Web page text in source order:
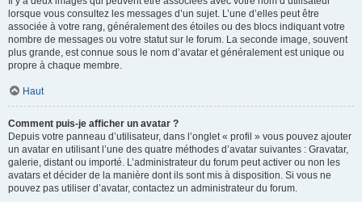
lorsque vous consultez les messages d’un sujet. L’une d’elles peut être
associée à votre rang, généralement des étoiles ou des blocs indiquant votre
nombre de messages ou votre statut sur le forum. La seconde image, souvent
plus grande, est connue sous le nom d’avatar et généralement est unique ou
propre à chaque membre.
Haut
Comment puis-je afficher un avatar ?
Depuis votre panneau d’utilisateur, dans l’onglet « profil » vous pouvez ajouter
un avatar en utilisant l’une des quatre méthodes d’avatar suivantes : Gravatar,
galerie, distant ou importé. L’administrateur du forum peut activer ou non les
avatars et décider de la manière dont ils sont mis à disposition. Si vous ne
pouvez pas utiliser d’avatar, contactez un administrateur du forum.